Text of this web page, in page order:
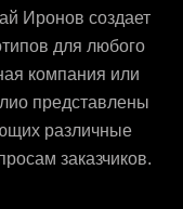
Иронов создает
для любого
компания или
представлены
различные
заказчиков.